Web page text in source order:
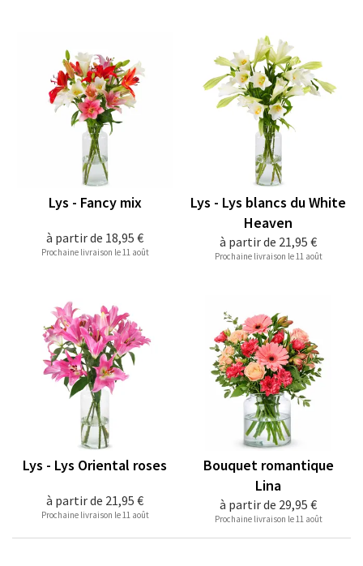
à partir de 18,95 €
Lys - Fancy mix
Prochaine livraison le 11 août
à partir de 21,95 €
Lys - Lys blancs du White
Heaven
Prochaine livraison le 11 août
à partir de 21,95 €
Lys - Lys Oriental roses
Prochaine livraison le 11 août
à partir de 29,95 €
Bouquet romantique
Lina
Prochaine livraison le 11 août